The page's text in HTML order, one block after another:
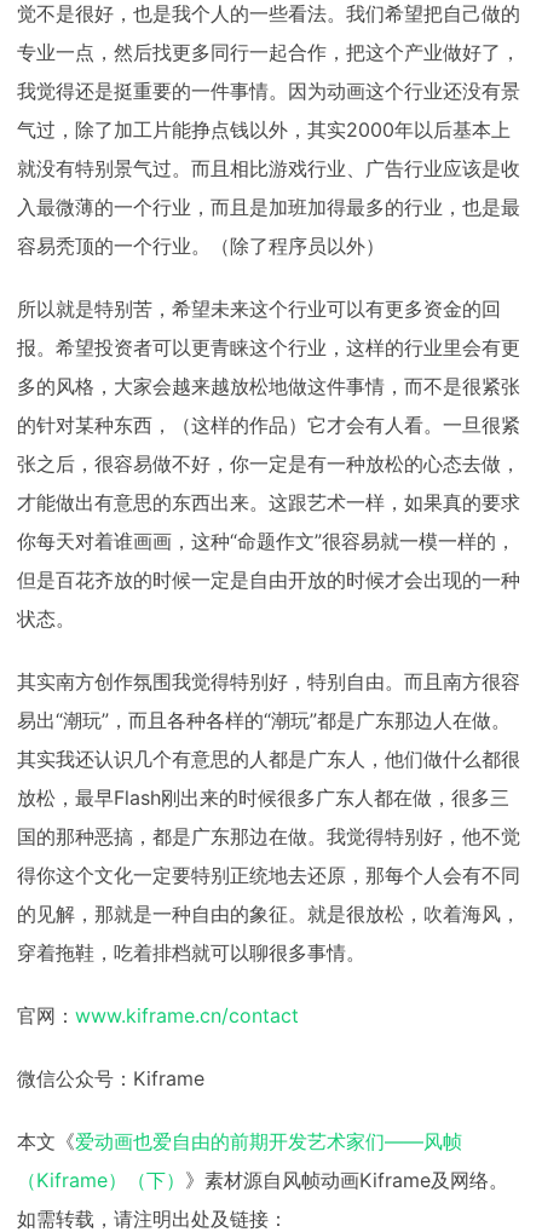
觉不是很好，也是我个人的一些看法。我们希望把自己做的
专业一点，然后找更多同行一起合作，把这个产业做好了，
我觉得还是挺重要的一件事情。因为动画这个行业还没有景
气过，除了加工片能挣点钱以外，其实2000年以后基本上
就没有特别景气过。而且相比游戏行业、广告行业应该是收
入最微薄的一个行业，而且是加班加得最多的行业，也是最
容易秃顶的一个行业。（除了程序员以外）
所以就是特别苦，希望未来这个行业可以有更多资金的回
报。希望投资者可以更青睐这个行业，这样的行业里会有更
多的风格，大家会越来越放松地做这件事情，而不是很紧张
的针对某种东西，（这样的作品）它才会有人看。一旦很紧
张之后，很容易做不好，你一定是有一种放松的心态去做，
才能做出有意思的东西出来。这跟艺术一样，如果真的要求
你每天对着谁画画，这种“命题作文”很容易就一模一样的，
但是百花齐放的时候一定是自由开放的时候才会出现的一种
状态。
其实南方创作氛围我觉得特别好，特别自由。而且南方很容
易出“潮玩”，而且各种各样的“潮玩”都是广东那边人在做。
其实我还认识几个有意思的人都是广东人，他们做什么都很
放松，最早Flash刚出来的时候很多广东人都在做，很多三
国的那种恶搞，都是广东那边在做。我觉得特别好，他不觉
得你这个文化一定要特别正统地去还原，那每个人会有不同
的见解，那就是一种自由的象征。就是很放松，吹着海风，
穿着拖鞋，吃着排档就可以聊很多事情。
官网： www.kiframe.cn/contact
微信公众号：Kiframe
本文《爱动画也爱自由的前期开发艺术家们——风帧
（Kiframe）（下） 》素材源自风帧动画Kiframe及网络。
如需转载，请注明出处及链接：